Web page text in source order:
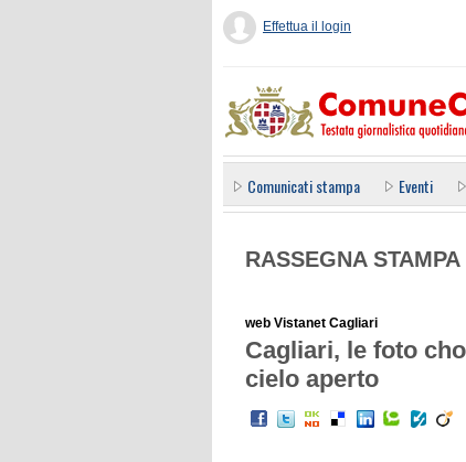
Effettua il login
Comunicati stampa Eventi
RASSEGNA STAMPA
web Vistanet Cagliari
Cagliari, le foto
cielo aperto